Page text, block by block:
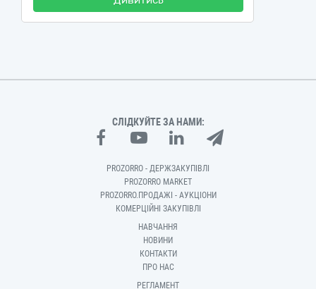
СЛІДКУЙТЕ ЗА НАМИ:
PROZORRO - ДЕРЖЗАКУПІВЛІ
PROZORRO MARKET
PROZORRO.ПРОДАЖІ - АУКЦІОНИ
КОМЕРЦІЙНІ ЗАКУПІВЛІ
НАВЧАННЯ
НОВИНИ
КОНТАКТИ
ПРО НАС
РЕГЛАМЕНТ